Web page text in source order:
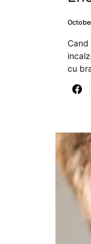
Cand
cu